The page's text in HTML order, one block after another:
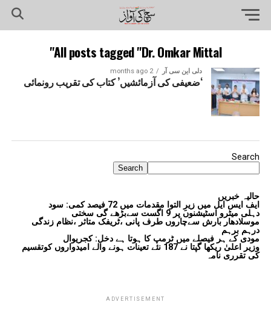
All posts tagged "Dr. Omkar Mittal"
دلی این سی آر 2 months ago
‘ضعیفی کی آزمائشیں’ کتاب کی تقریب رونمائی
Search
Search
حالیہ خبریں
ایف ایس ایل میں زیرِ التوا مقدمات میں 72 فیصد کمی: سود
دہلی میٹرو اسٹیشنوں پر 9 اگست سےبڑھے گی سختی
موسلادھار بارش سےچاروں طرف پانی ،ٹریفک متاثر ،نظام زندگی
درہم برہم
مودی کے ہر فیصلے میں ٹرمپ کا ہوتا ہے دخل: کجریوال
وزیر اعلیٰ ریکھا گپتا نے 187 نئے تعینات ہونے والے امیدواروں کوتقسیم
کی تقرری نامہ
ADVERTISEMENT